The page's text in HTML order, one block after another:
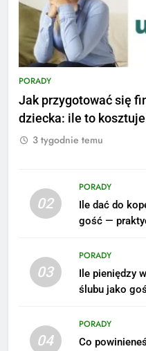
PORADY
Jak przygotować się
dziecka: ile to
3 tygodnie temu
02
PORADY
Ile dać do
gość —
03
PORADY
Ile pieniędzy
ślubu jako
04
PORADY
Co